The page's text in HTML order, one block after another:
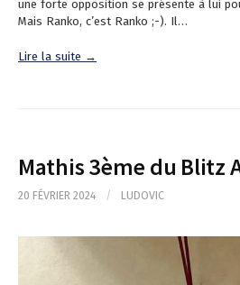
une forte opposition se présente à lui
Mais Ranko, c’est Ranko ;-). Il…
Lire la suite →
Mathis 3ème du Blitz
20 FÉVRIER 2024 / LUDOVIC